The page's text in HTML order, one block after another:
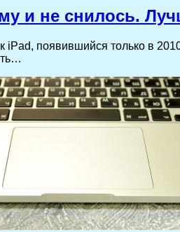
и не снилось.
iPad, появившийся только в